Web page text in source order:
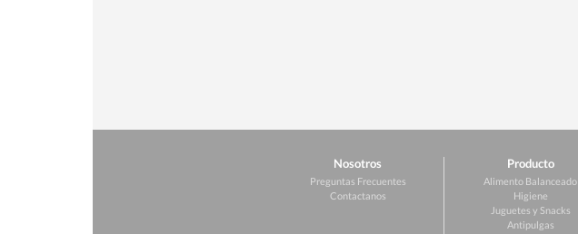
Nosotros
Preguntas Frecuentes
Contactanos
Producto
Alimento Balanceado
Higiene
Juguetes y Snacks
Antipulgas